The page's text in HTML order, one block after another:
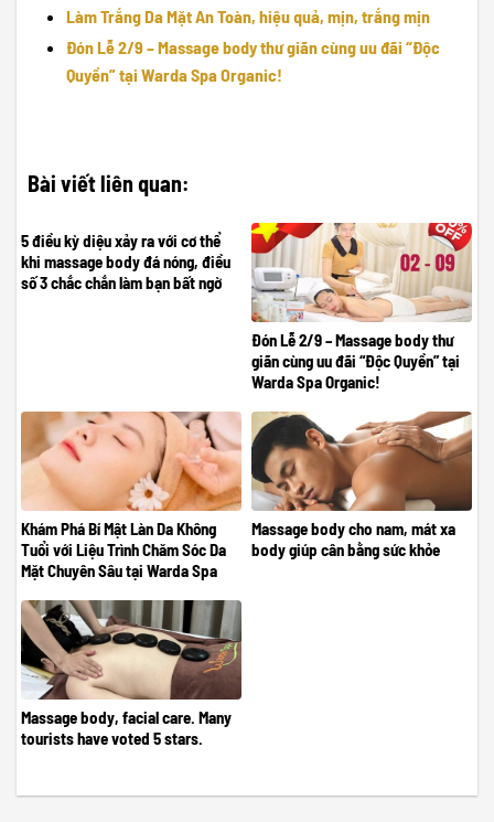
Làm Trắng Da Mặt An Toàn, hiệu quả, mịn, trắng mịn
Đón Lễ 2/9 – Massage body thư giãn cùng uu đãi “Độc
Quyền” tại Warda Spa Organic!
Bài viết liên quan:
5 điều kỳ diệu xảy ra với cơ thể
khi massage body đá nóng, điều
số 3 chắc chắn làm bạn bất ngờ
Đón Lễ 2/9 – Massage body thư
giãn cùng uu đãi “Độc Quyền” tại
Warda Spa Organic!
Khám Phá Bí Mật Làn Da Không
Tuổi với Liệu Trình Chăm Sóc Da
Mặt Chuyên Sâu tại Warda Spa
Massage body cho nam, mát xa
body giúp cân bằng sức khỏe
Massage body, facial care. Many
tourists have voted 5 stars.